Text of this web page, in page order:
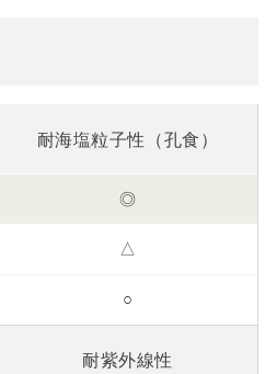
耐海塩粒子性（孔食）
◎
△
○
耐紫外線性